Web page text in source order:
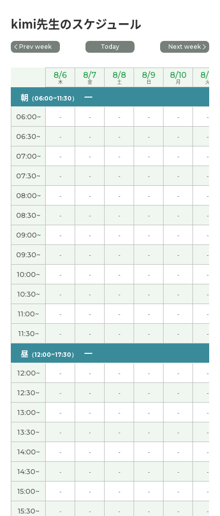
辛苦了～。下节课见。( 50代 男性 )
我高中的时候最喜欢的科目就是物理学。如果那时
候有具备当前功能的电脑，物理学模拟进行起来更
有趣。下节课见。( 50代 男性 )
今天很热。阳光非常强。出门有中暑的危险。下次
见吧。( 男性 )
周末愉快！下节课见。
能够了解“三道茶”的寓意，让我受益匪浅。下节课
见。
我想更加努力地学习，能够多说话。谢谢老师，下
次见。
辛苦了～。下节课见。 ( 50代 男性 )
我属于运动后容易长肌肉的体质，一游泳上半身就
会变壮。因此，体重增加导致跑步变得吃力，这让
我很烦恼。下节课见。( 50代 男性 )
今天辛苦了～。祝你周末愉快！ ( 50代 男性 )
八月末我打算又跟中国朋友一起去长野县三天两夜
的登山。下节课见。
辛苦了～，下节课见。
发音很容易理解，这太好了。
我非常喜欢上了“借钱见人心，还钱见人品”这句
话。以后我也打算用一用。下节课见！( 50代 男性 )
老师，谢谢您帮我学习汉语。今年三月末我离职
了。然后我还没找到新的工作。五月美国的工作人
员请我帮他们顾问。但是我们还没有面试。然后八
月我开始受到养老金。哈哈哈😅下次见~
kimi先生のスケジュール
Prev week Today Next week
8/6
木
8/7
金
8/8
土
8/9
日
8/10
月
8/11
火
朝 （06:00~11:30）
06:00~ - - - - - -
06:30~ - - - - - -
07:00~ - - - - - -
07:30~ - - - - - -
08:00~ - - - - - -
08:30~ - - - - - -
09:00~ - - - - - -
09:30~ - - - - - -
10:00~ - - - - - -
10:30~ - - - - - -
11:00~ - - - - - -
11:30~ - - - - - -
昼 （12:00~17:30）
12:00~ - - - - - -
12:30~ - - - - - -
13:00~ - - - - - -
13:30~ - - - - - -
14:00~ - - - - - -
14:30~ - - - - - -
15:00~ - - - - - -
15:30~ - - - - - -